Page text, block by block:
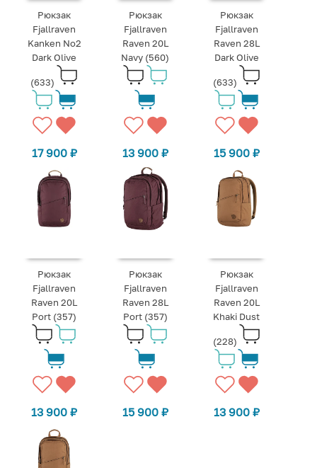
Рюкзак
Fjallraven
Kanken No2
Dark Olive
(633)
17 900 ₽
Рюкзак
Fjallraven
Raven 20L
Navy (560)
13 900 ₽
Рюкзак
Fjallraven
Raven 28L
Dark Olive
(633)
15 900 ₽
Рюкзак
Fjallraven
Raven 20L
Port (357)
13 900₽
Рюкзак
Fjallraven
Raven 28L
Port (357)
15 900 ₽
Рюкзак
Fjallraven
Raven 20L
Khaki Dust
(228)
13 900 ₽